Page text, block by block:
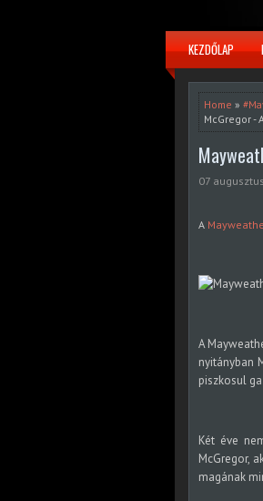
KEZDŐLAP
Home »
McGregor -
07 augusztus
A
A
nyitányban
piszkosul
Két éve
McGregor,
magának